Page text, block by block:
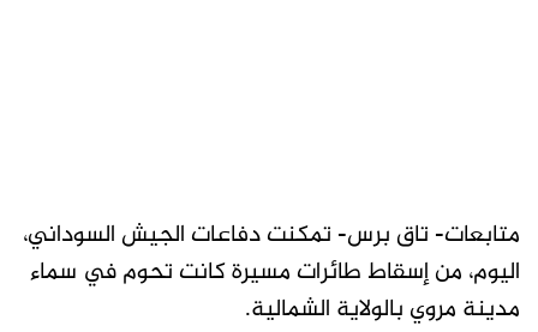
متابعات- تاق برس- تمكنت دفاعات الجيش السوداني،
اليوم، من إسقاط طائرات مسيرة كانت تحوم في سماء
مدينة مروي بالولاية الشمالية.